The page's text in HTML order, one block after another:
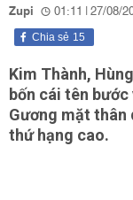
Zupi 01:11 | 27/08/
15
Chia sẻ
Kim Thành,
bốn cái tên
Gương mặt thân
thứ hạng cao.